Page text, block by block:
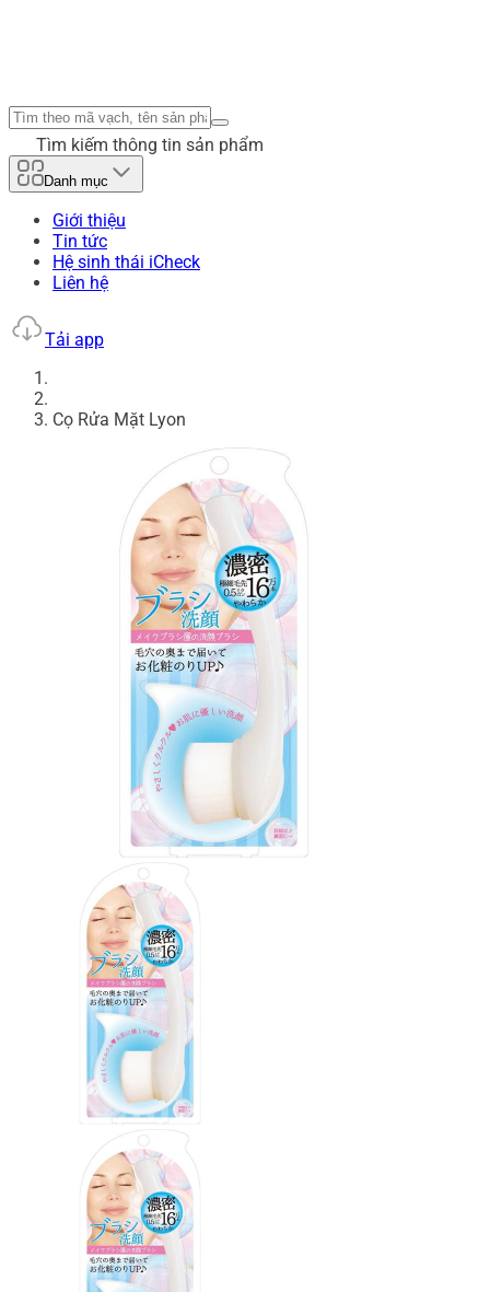
Tìm kiếm thông tin sản phẩm
Danh mục
Giới thiệu
Tin tức
Hệ sinh thái iCheck
Liên hệ
Tải app
Cọ Rửa Mặt Lyon